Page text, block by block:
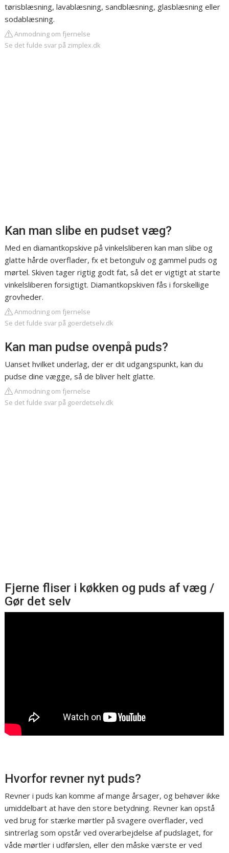
tørisblæsning, lavablæsning, sandblæsning, glasblæsning eller
sodablæsning.
Anmodning om fjernelse
Se det fulde svar på zimplex.dk
Kan man slibe en pudset væg?
Med en diamantkopskive på vinkelsliberen kan man slibe og
glatte hårde overflader, fx et betongulv og gammel puds og
mørtel. Skiven tager rigtig godt fat, så det er vigtigt at starte
vinkelsliberen forsigtigt. Diamantkopskiven fås i forskellige
grovheder.
Anmodning om fjernelse
Se det fulde svar på goerdetselv.dk
Kan man pudse ovenpå puds?
Uanset hvilket underlag, der er dit udgangspunkt, kan du
pudse dine vægge, så de bliver helt glatte.
Anmodning om fjernelse
Se det fulde svar på goerdetselv.dk
Fjerne fliser i køkken og puds af væg /
Gør det selv
Hvorfor revner nyt puds?
Revner i puds kan komme af mange årsager, og behøver ikke
umiddelbart at have den store betydning. Revner kan opstå
ved brug for stærke mørtler på svagere overflader, ved
sintrerlag som opstår ved overarbejdelse af pudslaget, for
våde mørtler i udførslen, eller den måske værste er ved